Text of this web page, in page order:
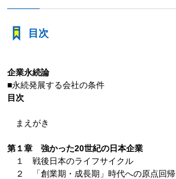
目次
企業永続論
■永続発展する会社の条件
目次
まえがき
第１章 強かった20世紀の日本企業
１ 戦後日本のライフサイクル
２ 「創業期・成長期」時代への原点回帰